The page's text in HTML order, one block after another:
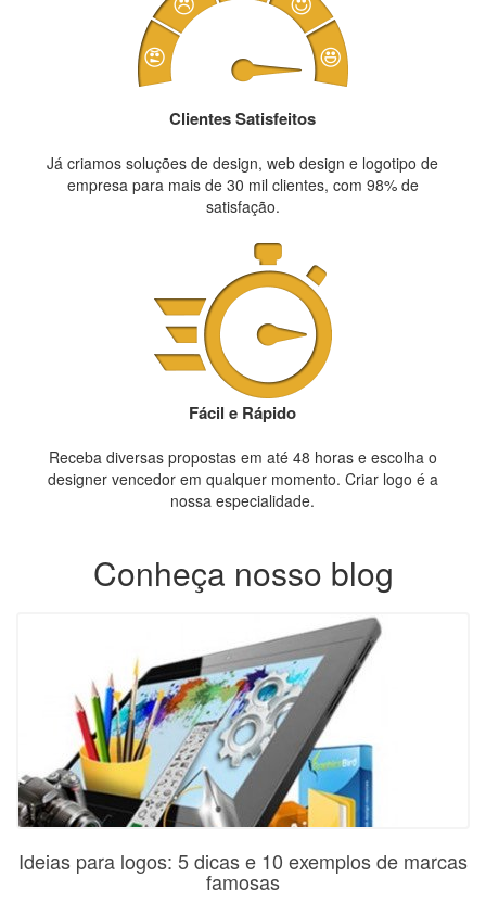
Clientes Satisfeitos
Já criamos soluções de design, web design e logotipo de
empresa para mais de 30 mil clientes, com 98% de
satisfação.
Fácil e Rápido
Receba diversas propostas em até 48 horas e escolha o
designer vencedor em qualquer momento. Criar logo é a
nossa especialidade.
Conheça nosso blog
Ideias para logos: 5 dicas e 10 exemplos de marcas
famosas